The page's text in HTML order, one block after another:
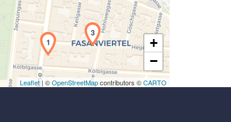
1
3
+
−
Leaflet| ©OpenStreetMapcontributors ©CARTO